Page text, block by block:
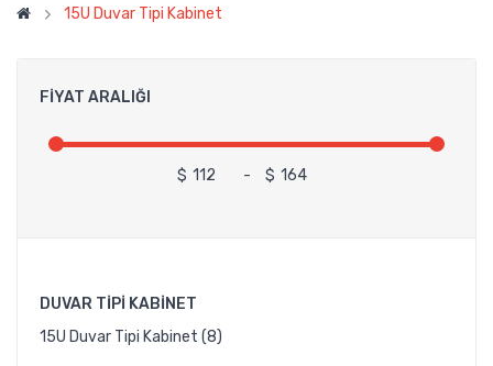
15U Duvar Tipi Kabinet
FIYAT ARALIĞI
$ - $
DUVAR TIPI KABINET
15U Duvar Tipi Kabinet (8)